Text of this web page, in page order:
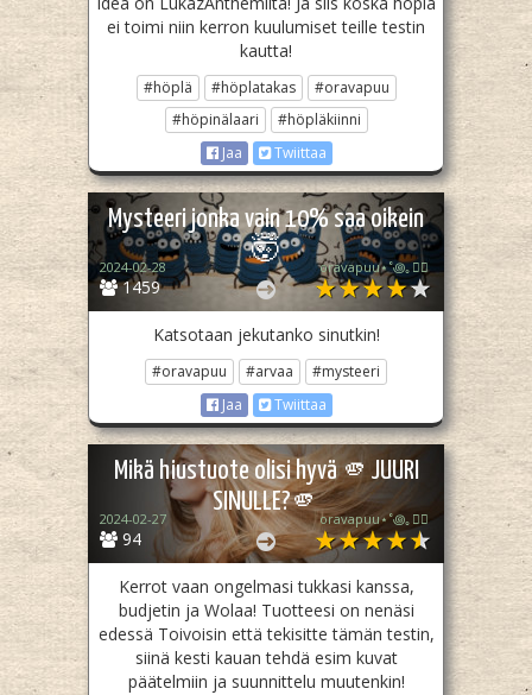
ei toimi niin kerron kuulumiset teille testin
kautta!
#höplä #höplatakas
#oravapuu
#höpinälaari
#höpläkiinni
Jaa
Twiittaa
Mysteeri jonka vain 10% saa oikein
🤯
1459
2024-02-28 oravapuu⋆˚꩜｡🏳️‍🌈
Katsotaan jekutanko sinutkin!
#oravapuu #arvaa
#mysteeri
Jaa
Twiittaa
Mikä hiustuote olisi hyvä 🫵JUURI
SINULLE?🫵
94
2024-02-27 oravapuu⋆˚꩜｡🏳️‍🌈
Kerrot vaan ongelmasi tukkasi kanssa,
budjetin ja Wolaa! Tuotteesi on nenäsi
edessä Toivoisin että tekisitte tämän testin,
siinä kesti kauan tehdä esim kuvat
päätelmiin ja suunnittelu muutenkin!